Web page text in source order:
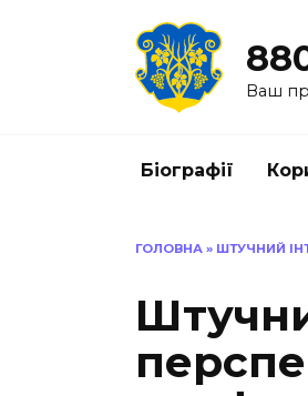
Ваш
Біографії
ГОЛОВНА » ШТУЧНИЙ